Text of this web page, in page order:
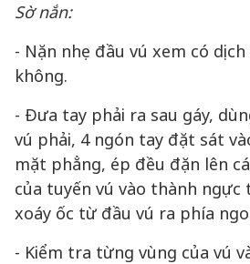
Sờ nắn:
- Nặn nhẹ đầu vú xem có
không.
- Đưa tay phải ra sau gáy,
vú phải, 4 ngón tay đặt sát
mặt phẳng, ép đều đặn lên
của tuyến vú vào thành ngực
xoáy ốc từ đầu vú ra phía
- Kiểm tra từng vùng của vú